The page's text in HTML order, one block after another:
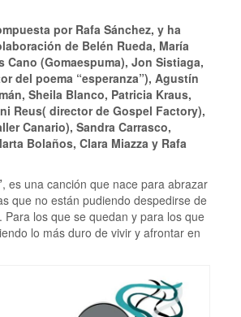
por Rafa Sánchez, y ha
de Belén Rueda, María
Cano (Gomaespuma), Jon Sistiaga,
del poema “esperanza”), Agustín
Sheila Blanco, Patricia Kraus,
Reus( director de Gospel Factory),
Canario), Sandra Carrasco,
Bolaños, Clara Miazza y Rafa
, es una canción que nace para abrazar
que no están pudiendo despedirse de
Para los que se quedan y para los que
lo más duro de vivir y afrontar en